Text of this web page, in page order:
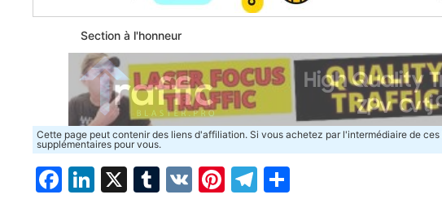
Section à l'honneur
Cette page peut contenir des liens d'affiliation. Si vous achetez par l'intermédiaire de
supplémentaires pour vous.
Facebook
LinkedIn
X Tumblr
VK Pinterest
Telegram